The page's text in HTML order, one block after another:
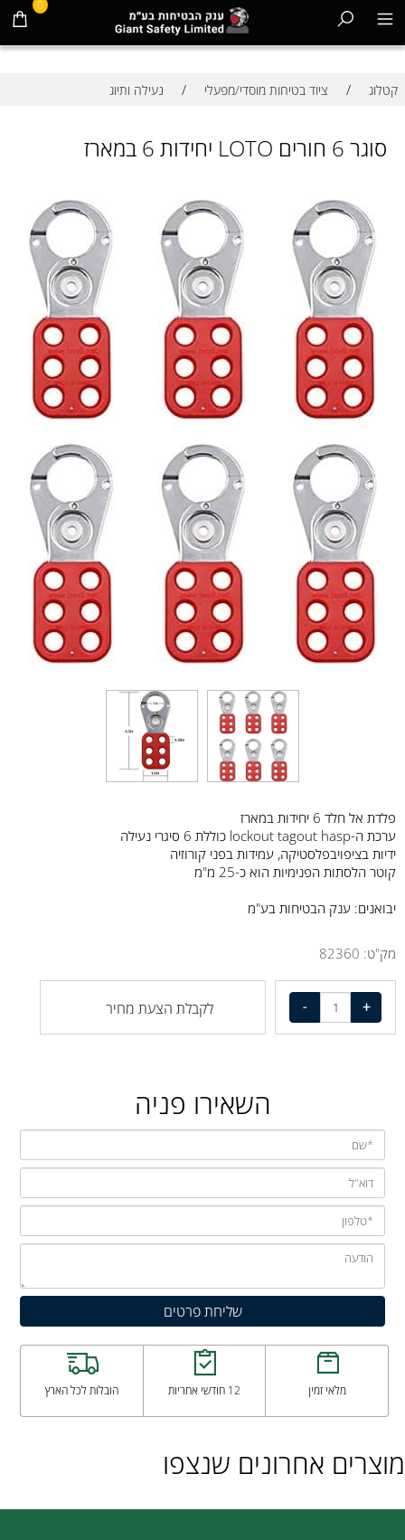
0
קטלוג / ציוד בטיחות מוסדי/מפעלי / נעילה ותיוג
סוגר 6 חורים LOTO יחידות 6 במארז
פלדת אל חלד 6 יחידות במארז
ערכת ה-lockout tagout hasp כוללת 6 סיגרי נעילה
ידיות בציפויבפלסטיקה, עמידות בפני קורוזיה
קוטר הלסתות הפנימיות הוא כ-25 מ"מ
יבואנים: ענק הבטיחות בע"מ
מק"ט: 82360
לקבלת הצעת מחיר
השאירו פניה
מלאי זמין 12 חודשי אחריות הובלות לכל הארץ
מוצרים אחרונים שנצפו